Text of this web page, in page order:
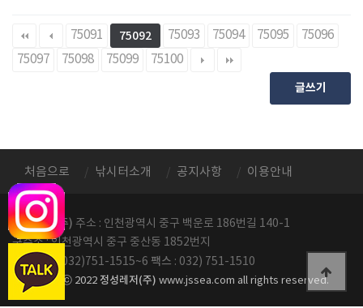
75091 75092 75093 75094 75095
75096
75097
75098 75099 75100
글쓰기
처음으로 낚시터소개 공지사항 이용안내
정성레저(주) 주소 : 인천광역시 중구 백운로 186번길 140-1
구주소 : 인천광역시 중구 중산동 1852번지
전화번호: 032)751-1515~6 팩스 : 032) 751-1510
copyright ⓒ 2022 정성레저(주) www.jssea.com all rights reserved.